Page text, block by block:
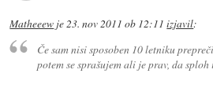
Matheeew je23. nov 2011 ob 12:11 izjavil:
Če sam nisi sposoben 10 letniku
potem se sprašujem ali je prav, da sploh